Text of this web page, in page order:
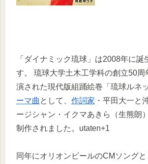
「ダイナミック琉球」は2008年に誕
す。 琉球大学土木工学科の創立50周
演された現代版組踊絵巻「琉球ルネ
ーマ曲 として、 作詞家 ・平田大一と
ージシャン・イクマあきら（生熊朗
制作されました。utaten+1
同年にオリオンビールのCMソングと